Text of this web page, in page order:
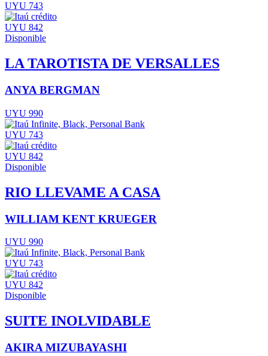
UYU 743
UYU 842
Disponible
LA TAROTISTA DE VERSALLES
ANYA BERGMAN
UYU 990
UYU 743
UYU 842
Disponible
RIO LLEVAME A CASA
WILLIAM KENT KRUEGER
UYU 990
UYU 743
UYU 842
Disponible
SUITE INOLVIDABLE
AKIRA MIZUBAYASHI